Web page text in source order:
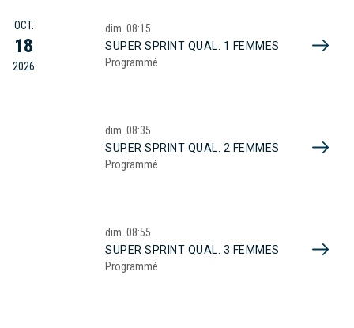
OCT.
18
2026
dim. 08:15
SUPER SPRINT QUAL. 1 FEMMES
Programmé
dim. 08:35
SUPER SPRINT QUAL. 2 FEMMES
Programmé
dim. 08:55
SUPER SPRINT QUAL. 3 FEMMES
Programmé